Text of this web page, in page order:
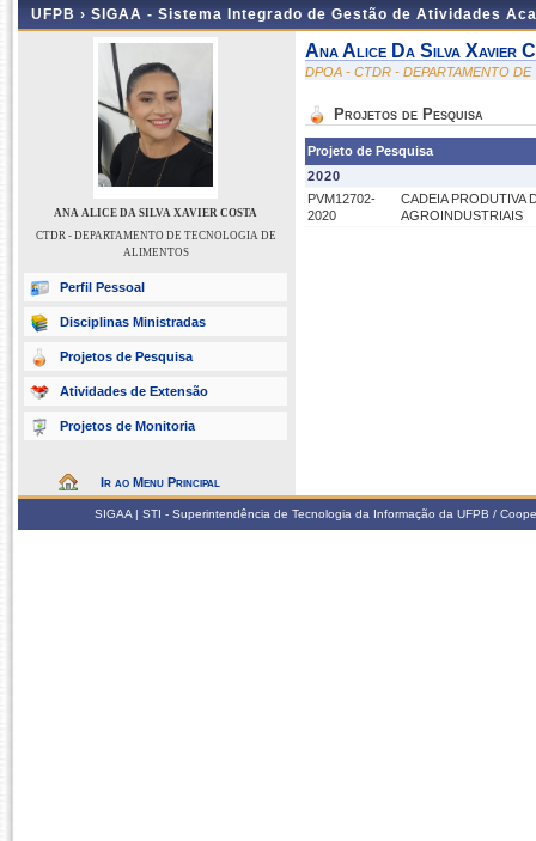
UFPB › SIGAA - Sistema Integrado de Gestão de Atividades
ANA ALICE DA SILVA XAVIER COSTA
CTDR - DEPARTAMENTO DE TECNOLOGIA DE
ALIMENTOS
Perfil Pessoal
Disciplinas Ministradas
Projetos de Pesquisa
Atividades de Extensão
Projetos de Monitoria
Ir ao Menu Principal
Ana Alice Da Silva Xavier
DPOA - CTDR - DEPARTAMENTO
Projetos de Pesquisa
Projeto de Pesquisa
2020
PVM12702-
2020
CADEIA PRODUTIVA
AGROINDUSTRIAIS
SIGAA | STI - Superintendência de Tecnologia da Informação da UFPB /